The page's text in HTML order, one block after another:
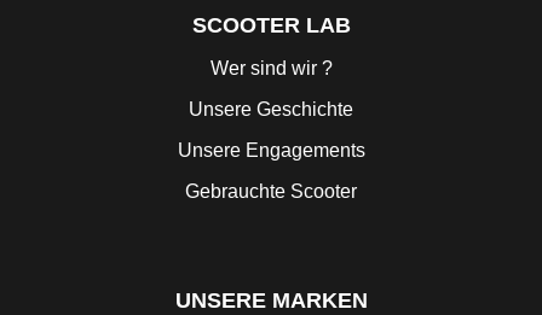
SCOOTER LAB
Wer sind wir ?
Unsere Geschichte
Unsere Engagements
Gebrauchte Scooter
UNSERE MARKEN